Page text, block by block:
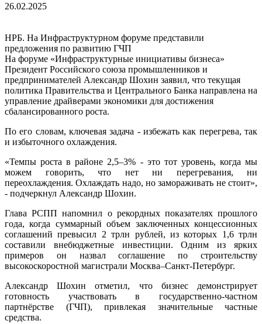
26.02.2025
НРБ. На Инфраструктурном форуме представили
предложения по развитию ГЧП
На форуме «Инфраструктурные инициативы бизнеса»
Президент Российского союза промышленников и
предпринимателей Александр Шохин заявил, что текущая
политика Правительства и Центрального Банка направлена на
управление драйверами экономики для достижения
сбалансированного роста.
По его словам, ключевая задача - избежать как перегрева, так
и избыточного охлаждения.
«Темпы роста в районе 2,5–3% - это тот уровень, когда мы
можем говорить, что нет ни перегревания, ни
переохлаждения. Охлаждать надо, но замораживать не стоит»,
- подчеркнул Александр Шохин.
Глава РСПП напомнил о рекордных показателях прошлого
года, когда суммарный объем заключенных концессионных
соглашений превысил 2 трлн рублей, из которых 1,6 трлн
составили внебюджетные инвестиции. Одним из ярких
примеров он назвал соглашение по строительству
высокоскоростной магистрали Москва–Санкт-Петербург.
Александр Шохин отметил, что бизнес демонстрирует
готовность участвовать в государственно-частном
партнёрстве (ГЧП), привлекая значительные частные
средства.